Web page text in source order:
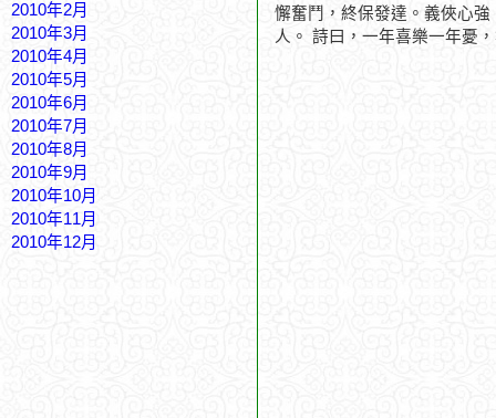
2010年2月
2010年3月
2010年4月
2010年5月
2010年6月
2010年7月
2010年8月
2010年9月
2010年10月
2010年11月
2010年12月
懈奮鬥，終保發達。義俠心
人。 詩曰，一年喜樂一年憂